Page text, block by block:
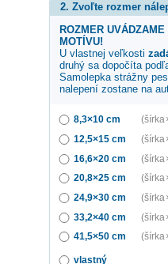
2. Zvoľte rozmer
ROZMER
MOTÍVU!
U vlastnej veľkosti
druhý sa dopočíta
Samolepka strážny pes
nalepení zostane na
8,3×10 cm (šírka
12,5×15 cm
(šírka
16,6×20 cm
(šírka
20,8×25 cm
(šírka
24,9×30 cm
(šírka
33,2×40 cm
(šírka
41,5×50 cm
(šírka
vlastný